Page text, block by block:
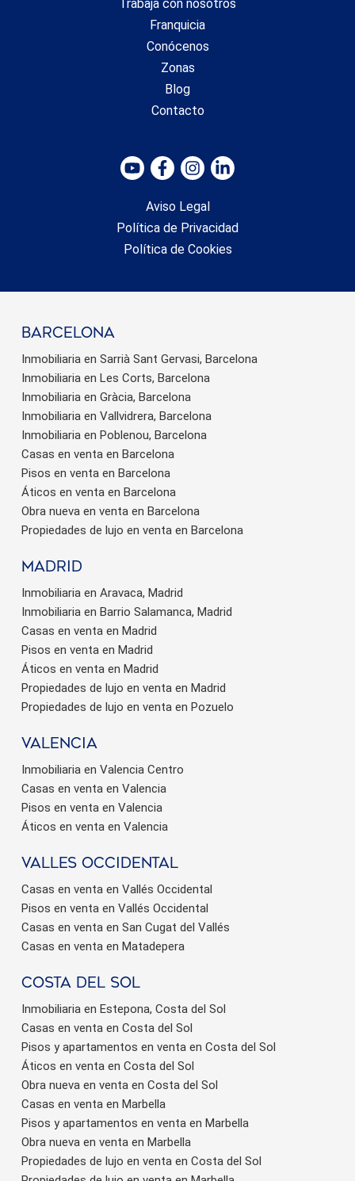
Trabaja con nosotros
Franquicia
Conócenos
Zonas
Blog
Contacto
Aviso Legal
Política de Privacidad
Política de Cookies
barcelona
Inmobiliaria en Sarrià Sant Gervasi, Barcelona
Inmobiliaria en Les Corts, Barcelona
Inmobiliaria en Gràcia, Barcelona
Inmobiliaria en Vallvidrera, Barcelona
Inmobiliaria en Poblenou, Barcelona
Casas en venta en Barcelona
Pisos en venta en Barcelona
Áticos en venta en Barcelona
Obra nueva en venta en Barcelona
Propiedades de lujo en venta en Barcelona
Madrid
Inmobiliaria en Aravaca, Madrid
Inmobiliaria en Barrio Salamanca, Madrid
Casas en venta en Madrid
Pisos en venta en Madrid
Áticos en venta en Madrid
Propiedades de lujo en venta en Madrid
Propiedades de lujo en venta en Pozuelo
valencia
Inmobiliaria en Valencia Centro
Casas en venta en Valencia
Pisos en venta en Valencia
Áticos en venta en Valencia
valles occidental
Casas en venta en Vallés Occidental
Pisos en venta en Vallés Occidental
Casas en venta en San Cugat del Vallés
Casas en venta en Matadepera
Costa del sol
Inmobiliaria en Estepona, Costa del Sol
Casas en venta en Costa del Sol
Pisos y apartamentos en venta en Costa del Sol
Áticos en venta en Costa del Sol
Obra nueva en venta en Costa del Sol
Casas en venta en Marbella
Pisos y apartamentos en venta en Marbella
Obra nueva en venta en Marbella
Propiedades de lujo en venta en Costa del Sol